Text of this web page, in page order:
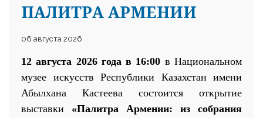
ПАЛИТРА АРМЕНИИ
06 августа 2026
12 августа 2026 года в 16:00 в Национальном
музее искусств Республики Казахстан имени
Абылхана Кастеева состоится открытие
выставки «Палитра Армении: из собрания